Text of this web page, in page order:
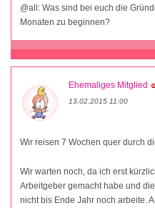
@all: Was sind bei euch die
Monaten zu beginnen?
Ehemaliges Mitglied
13.02.2015 11:00
Wir reisen 7 Wochen quer durch
Wir warten noch, da ich erst
Arbeitgeber gemacht habe und
nicht bis Ende Jahr noch arbeite.